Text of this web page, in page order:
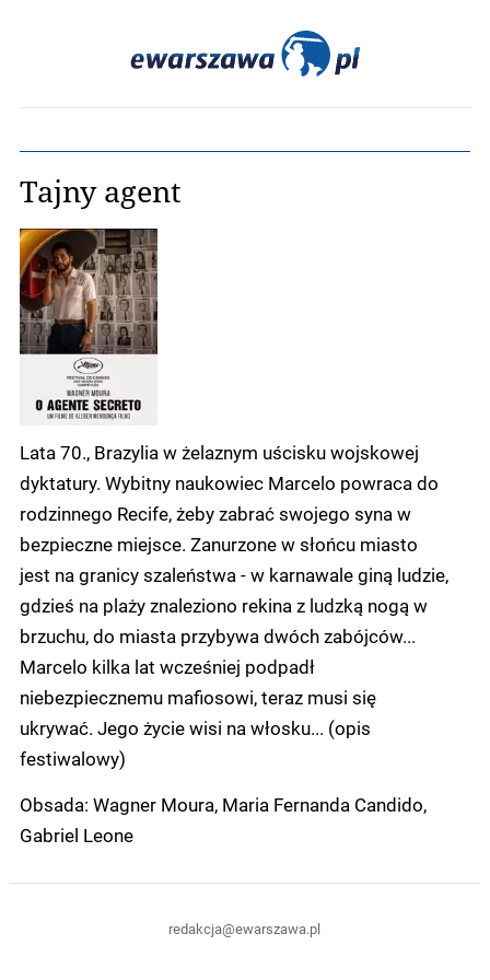
Tajny agent
Lata 70., Brazylia w żelaznym uścisku wojskowej
dyktatury. Wybitny naukowiec Marcelo powraca do
rodzinnego Recife, żeby zabrać swojego syna w
bezpieczne miejsce. Zanurzone w słońcu miasto
jest na granicy szaleństwa - w karnawale giną ludzie,
gdzieś na plaży znaleziono rekina z ludzką nogą w
brzuchu, do miasta przybywa dwóch zabójców...
Marcelo kilka lat wcześniej podpadł
niebezpiecznemu mafiosowi, teraz musi się
ukrywać. Jego życie wisi na włosku... (opis
festiwalowy)
Obsada: Wagner Moura, Maria Fernanda Candido,
Gabriel Leone
redakcja@ewarszawa.pl